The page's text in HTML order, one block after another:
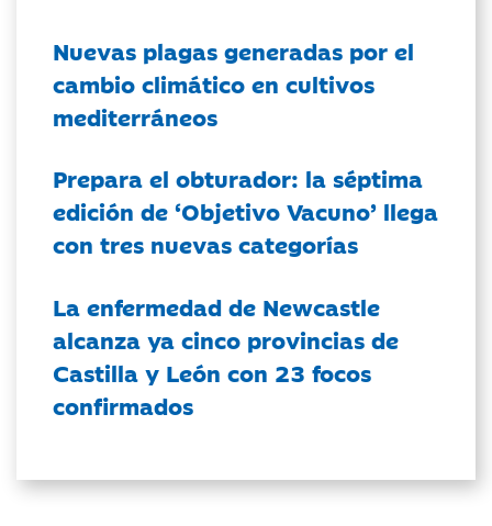
Nuevas plagas generadas por el
cambio climático en cultivos
mediterráneos
Prepara el obturador: la séptima
edición de ‘Objetivo Vacuno’ llega
con tres nuevas categorías
La enfermedad de Newcastle
alcanza ya cinco provincias de
Castilla y León con 23 focos
confirmados